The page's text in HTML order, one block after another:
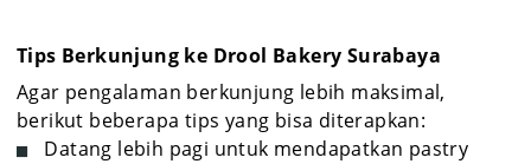
Tips Berkunjung ke Drool Bakery Surabaya
Agar pengalaman berkunjung lebih maksimal,
berikut beberapa tips yang bisa diterapkan:
Datang lebih pagi untuk mendapatkan pastry